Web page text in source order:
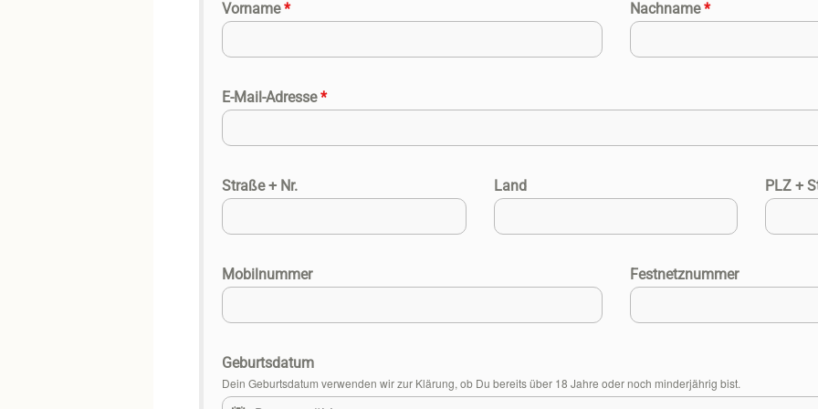
Vorname* Nachname*
E-Mail-Adresse*
Straße + Nr. Land PLZ +
Mobilnummer Festnetznummer
Geburtsdatum
Dein Geburtsdatum verwenden wir zur Klärung, ob Du bereits über 18 Jahre oder noch minderjährig bist.